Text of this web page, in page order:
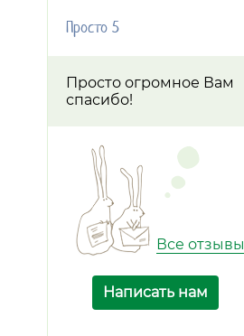
Просто 5
Просто огромное Вам
спасибо!
Все отзывы
Написать нам